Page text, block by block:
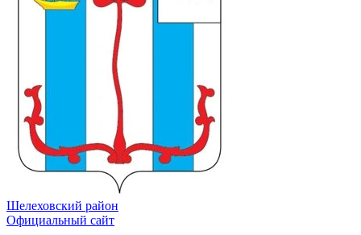
Шелеховский район
Официальный сайт